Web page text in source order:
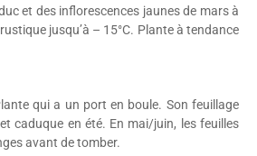
et des inflorescences jaunes de mars à
jusqu’à – 15°C. Plante à tendance
qui a un port en boule. Son feuillage
caduque en été. En mai/juin, les feuilles
avant de tomber.